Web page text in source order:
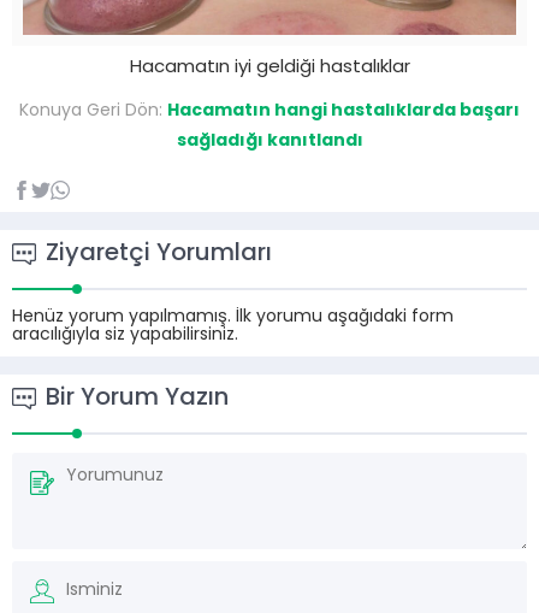
Hacamatın iyi geldiği hastalıklar
Konuya Geri Dön: Hacamatın hangi hastalıklarda başarı
sağladığı kanıtlandı
Ziyaretçi Yorumları
Henüz yorum yapılmamış. İlk yorumu aşağıdaki form
aracılığıyla siz yapabilirsiniz.
Bir Yorum Yazın